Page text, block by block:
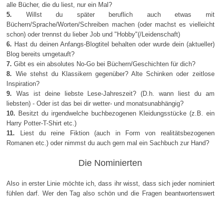
alle Bücher, die du liest, nur ein Mal?
5. Willst du später beruflich auch etwas mit
Büchern/Sprache/Worten/Schreiben machen (oder machst es vielleicht
schon) oder trennst du lieber Job und "Hobby"(/Leidenschaft)
6. Hast du deinen Anfangs-Blogtitel behalten oder wurde dein (aktueller)
Blog bereits umgetauft?
7.Gibt es ein absolutes No-Go bei Büchern/Geschichten für dich?
8. Wie stehst du Klassikern gegenüber? Alte Schinken oder zeitlose
Inspiration?
9.Was ist deine liebste Lese-Jahreszeit? (D.h. wann liest du am
liebsten) - Oder ist das bei dir wetter- und monatsunabhängig?
10. Besitzt du irgendwelche buchbezogenen Kleidungsstücke (z.B. ein
Harry Potter-T-Shirt etc.)
11.
Liest du reine Fiktion (auch in Form von realitätsbezogenen
Romanen etc.) oder nimmst du auch gern mal ein Sachbuch zur Hand?
Die Nominierten
Also in erster Linie möchte ich, dass ihr wisst, dass sich jeder nominiert
fühlen darf. Wer den Tag also schön und die Fragen beantwortenswert